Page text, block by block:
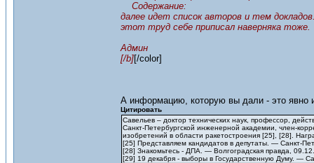
Содержание:
далее идет список авторов и тем
этот труд себе приписал наверняка тоже.
Админ
[/b][/color]
А информацию, которую вы дали - это явно
Цитировать
Савельев – доктор технических наук, профессор,
Санкт-Петербургской инженерной академии, член-
изобретений в области ракетостроения [25], [28].
[25] Представляем кандидатов в депутаты. — Санкт-
[28] Знакомьтесь - ДПА. — Волгоградская правда,
[29] 19 декабря - выборы в Государственную Думу. —